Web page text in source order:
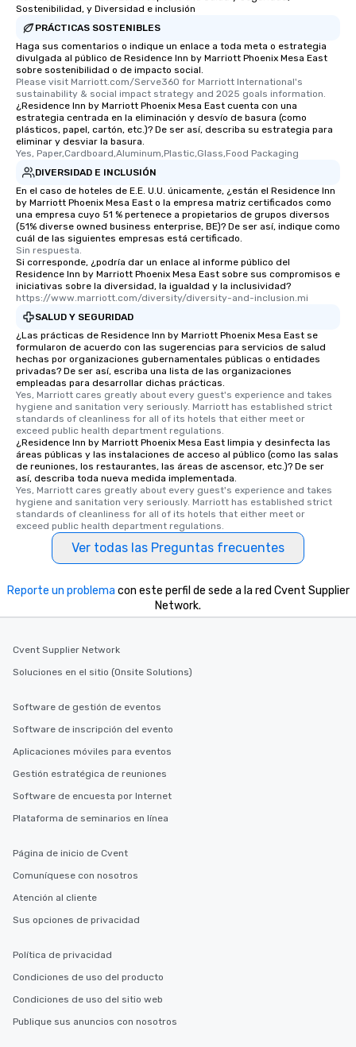
Sostenibilidad, y Diversidad e inclusión
PRÁCTICAS SOSTENIBLES
Haga sus comentarios o indique un enlace a toda meta o estrategia
divulgada al público de Residence Inn by Marriott Phoenix Mesa East
sobre sostenibilidad o de impacto social.
Please visit Marriott.com/Serve360 for Marriott International's
sustainability & social impact strategy and 2025 goals information.
¿Residence Inn by Marriott Phoenix Mesa East cuenta con una
estrategia centrada en la eliminación y desvío de basura (como
plásticos, papel, cartón, etc.)? De ser así, describa su estrategia para
eliminar y desviar la basura.
Yes, Paper,Cardboard,Aluminum,Plastic,Glass,Food Packaging
DIVERSIDAD E INCLUSIÓN
En el caso de hoteles de E.E. U.U. únicamente, ¿están el Residence Inn
by Marriott Phoenix Mesa East o la empresa matriz certificados como
una empresa cuyo 51 % pertenece a propietarios de grupos diversos
(51% diverse owned business enterprise, BE)? De ser así, indique como
cuál de las siguientes empresas está certificado.
Sin respuesta.
Si corresponde, ¿podría dar un enlace al informe público del
Residence Inn by Marriott Phoenix Mesa East sobre sus compromisos e
iniciativas sobre la diversidad, la igualdad y la inclusividad?
https://www.marriott.com/diversity/diversity-and-inclusion.mi
SALUD Y SEGURIDAD
¿Las prácticas de Residence Inn by Marriott Phoenix Mesa East se
formularon de acuerdo con las sugerencias para servicios de salud
hechas por organizaciones gubernamentales públicas o entidades
privadas? De ser así, escriba una lista de las organizaciones
empleadas para desarrollar dichas prácticas.
Yes, Marriott cares greatly about every guest's experience and takes
hygiene and sanitation very seriously. Marriott has established strict
standards of cleanliness for all of its hotels that either meet or
exceed public health department regulations.
¿Residence Inn by Marriott Phoenix Mesa East limpia y desinfecta las
áreas públicas y las instalaciones de acceso al público (como las salas
de reuniones, los restaurantes, las áreas de ascensor, etc.)? De ser
así, describa toda nueva medida implementada.
Yes, Marriott cares greatly about every guest's experience and takes
hygiene and sanitation very seriously. Marriott has established strict
standards of cleanliness for all of its hotels that either meet or
exceed public health department regulations.
Ver todas las Preguntas frecuentes
Reporte un problema con este perfil de sede a la red Cvent Supplier
Network.
Cvent Supplier Network
Soluciones en el sitio (Onsite Solutions)
Software de gestión de eventos
Software de inscripción del evento
Aplicaciones móviles para eventos
Gestión estratégica de reuniones
Software de encuesta por Internet
Plataforma de seminarios en línea
Página de inicio de Cvent
Comuníquese con nosotros
Atención al cliente
Sus opciones de privacidad
Política de privacidad
Condiciones de uso del producto
Condiciones de uso del sitio web
Publique sus anuncios con nosotros